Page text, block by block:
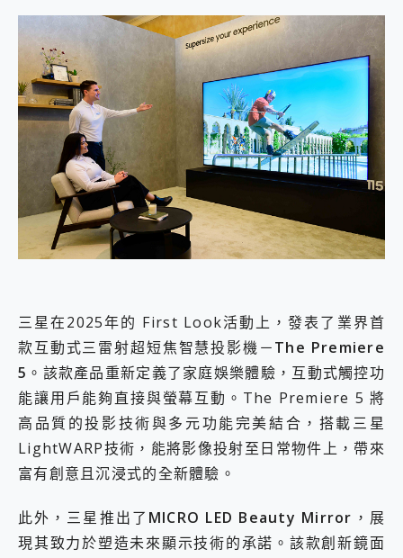
三星在2025年的 First Look活動上，發表了業界首
款互動式三雷射超短焦智慧投影機－The Premiere
5 。該款產品重新定義了家庭娛樂體驗，互動式觸控功
能讓用戶能夠直接與螢幕互動。The Premiere 5 將
高品質的投影技術與多元功能完美結合，搭載三星
LightWARP技術，能將影像投射至日常物件上，帶來
富有創意且沉浸式的全新體驗。
此外，三星推出了 MICRO LED Beauty Mirror ，展
現其致力於塑造未來顯示技術的承諾。該款創新鏡面